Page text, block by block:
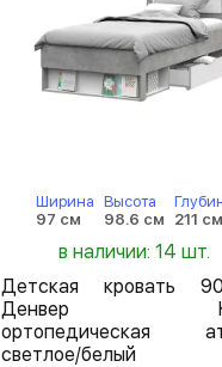
Ширина
97 см
Высота
98.6 см
211 см
в наличии: 14 шт.
Детская кровать
Денвер
ортопедическая
светлое/белый